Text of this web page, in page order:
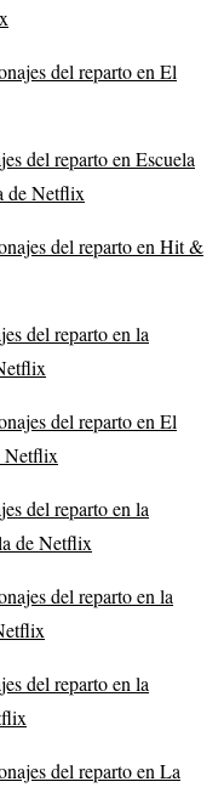
del reparto en El
del reparto en Escuela
de Netflix
del reparto en Hit &
del reparto en la
del reparto en El
Netflix
del reparto en la
de Netflix
del reparto en la
del reparto en la
del reparto en La